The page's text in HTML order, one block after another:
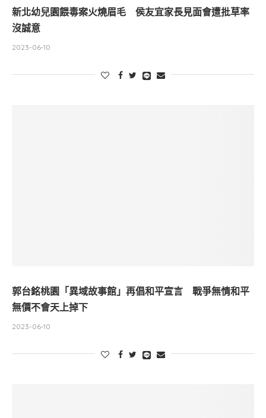
新北幼兒園餵毒案火燒眉毛 侯友宜家長見面會遭批草率
沒誠意
2023-06-10
郭台銘桃園「異域故事館」再倡和平宣言 戰爭無情和平
無價不會天上掉下
2023-06-10